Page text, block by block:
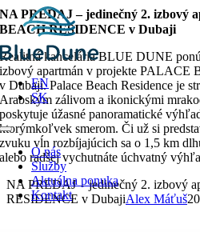
Skip
to
content
EN
SK
Toggle
Navigation
O nás
Služby
Aktuálna ponuka
Kontakt
NA PREDAJ – jedinečný 2. izbový
BEACH RESIDENCE v Dubaji
Realitná kancelária BLUE DUNE
izbový apartmán v projekte PALACE
v Dubaji. Palace Beach Residence je
Arabským zálivom a ikonickými
poskytuje úžasné panoramatické
ktorýmkoľvek smerom. Či už si
zvuku vĺn rozbíjajúcich sa o 1,5 km
alebo radšej vychutnáte úchvatný
NA PREDAJ – jedinečný 2. izbový
RESIDENCE v DubajiAlex Máťuš